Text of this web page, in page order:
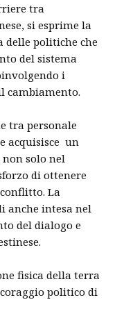
tra
si esprime la
delle politiche che
del sistema
i
cambiamento.
tra personale
acquisisce un
solo nel
di ottenere
conflitto. La
anche intesa nel
del dialogo e
fisica della terra
politico di